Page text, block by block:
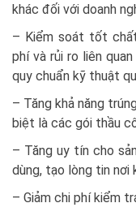
khác đối với doanh
– Kiểm soát tốt
phí và rủi ro liên
quy chuẩn kỹ thuật
– Tăng khả năng
biệt là các gói thầu
– Tăng uy tín cho
dùng, tạo lòng tin nơi
– Giảm chi phí kiểm